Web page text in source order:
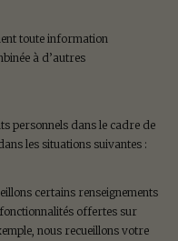
toute information
à d’autres
personnels dans le cadre de
les situations suivantes :
certains renseignements
offertes sur
nous recueillons votre